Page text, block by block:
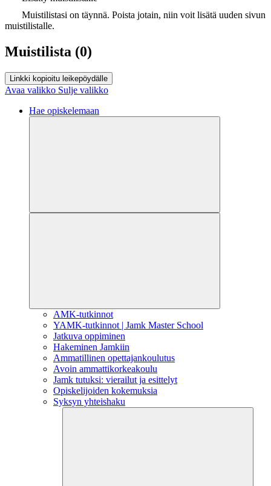
Muistilistasi on täynnä. Poista jotain, niin voit lisätä uuden sivun
muistilistalle.
Muistilista (0)
Linkki kopioitu leikepöydälle
Avaa valikko Sulje valikko
Hae opiskelemaan
AMK-tutkinnot
YAMK-tutkinnot | Jamk Master School
Jatkuva oppiminen
Hakeminen Jamkiin
Ammatillinen opettajankoulutus
Avoin ammattikorkeakoulu
Jamk tutuksi: vierailut ja esittelyt
Opiskelijoiden kokemuksia
Syksyn yhteishaku